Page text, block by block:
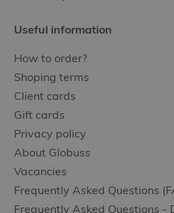
Useful information
How to order?
Shoping terms
Client cards
Gift cards
Privacy policy
About Globuss
Vacancies
Frequently Asked Questions
Frequently Asked Questions -